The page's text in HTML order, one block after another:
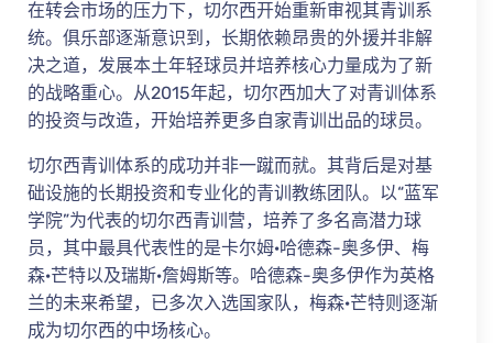
在转会市场的压力下，切尔西开始重新审视其青训系
统。俱乐部逐渐意识到，长期依赖昂贵的外援并非解
决之道，发展本土年轻球员并培养核心力量成为了新
的战略重心。从2015年起，切尔西加大了对青训体系
的投资与改造，开始培养更多自家青训出品的球员。
切尔西青训体系的成功并非一蹴而就。其背后是对基
础设施的长期投资和专业化的青训教练团队。以“蓝军
学院”为代表的切尔西青训营，培养了多名高潜力球
员，其中最具代表性的是卡尔姆·哈德森-奥多伊、梅
森·芒特以及瑞斯·詹姆斯等。哈德森-奥多伊作为英格
兰的未来希望，已多次入选国家队，梅森·芒特则逐渐
成为切尔西的中场核心。